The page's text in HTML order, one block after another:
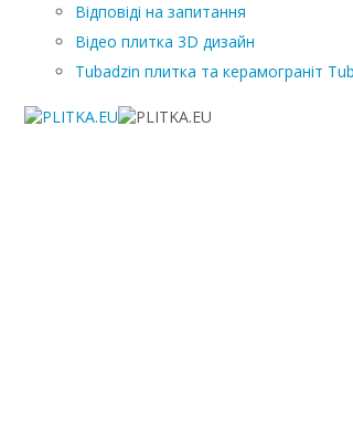
Відповіді на запитання
Відео плитка 3D дизайн
Tubadzin плитка та керамограніт